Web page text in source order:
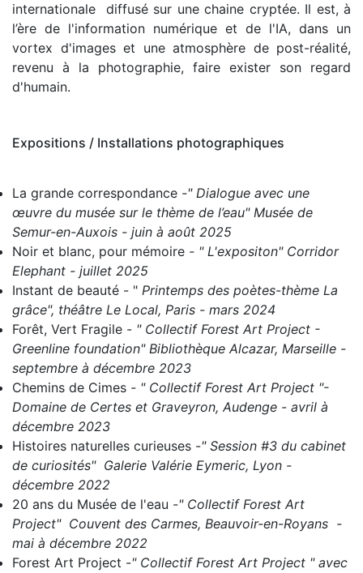
internationale diffusé sur une chaine cryptée. Il est, à
l’ère de l'information numérique et de l'IA, dans un
vortex d'images et une atmosphère de post-réalité,
revenu à la photographie, faire exister son regard
d'humain.
Expositions / Installations photographiques
La grande correspondance -" Dialogue avec une
œuvre du musée sur le thème de l’eau" Musée de
Semur-en-Auxois - juin à août 2025
Noir et blanc, pour mémoire - " L'expositon" Corridor
Elephant - juillet 2025
Instant de beauté - " Printemps des poètes-thème La
grâce", théâtre Le Local, Paris - mars 2024
Forêt, Vert Fragile - " Collectif Forest Art Project -
Greenline foundation" Bibliothèque Alcazar, Marseille -
septembre à décembre 2023
Chemins de Cimes - " Collectif Forest Art Project "-
Domaine de Certes et Graveyron, Audenge - avril à
décembre 2023
Histoires naturelles curieuses -" Session #3 du cabinet
de curiosités" Galerie Valérie Eymeric, Lyon -
décembre 2022
20 ans du Musée de l'eau -" Collectif Forest Art
Project" Couvent des Carmes, Beauvoir-en-Royans -
mai à décembre 2022
Forest Art Project -" Collectif Forest Art Project " avec